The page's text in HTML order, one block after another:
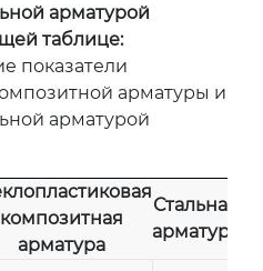
арматурой
таблице:
показатели
арматуры и
арматурой
композитная
арматура
Стальная
арматура